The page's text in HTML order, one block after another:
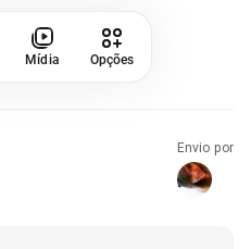
Mídia Opções
Envio por